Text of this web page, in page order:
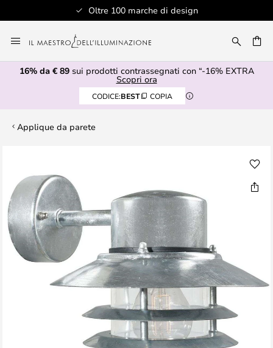
Oltre 100 marche di design
al
contenuto
16% da € 89sui prodotti contrassegnati con “-16% EXTRA
Scopri ora
CODICE:BEST COPIA
Applique da parete
fine
della
galleria
di
immagini